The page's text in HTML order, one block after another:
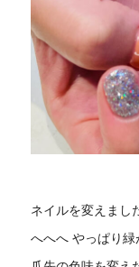
ネイルを変えまし
へへへ やっぱり